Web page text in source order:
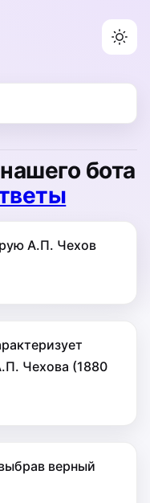
бота
А.П. Чехов
Чехова (1880
верный